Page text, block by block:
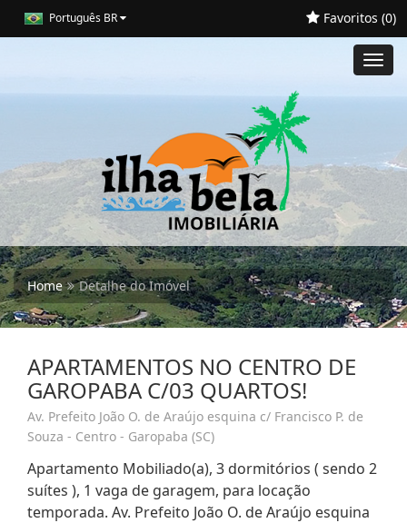
Português BR Favoritos (0)
Home Detalhe do Imóvel
APARTAMENTOS NO CENTRO DE
GAROPABA C/03 QUARTOS!
Av. Prefeito João O. de Araújo esquina c/ Francisco P. de
Souza - Centro - Garopaba (SC)
Apartamento Mobiliado(a), 3 dormitórios ( sendo 2
suítes ), 1 vaga de garagem, para locação
temporada. Av. Prefeito João O. de Araújo esquina